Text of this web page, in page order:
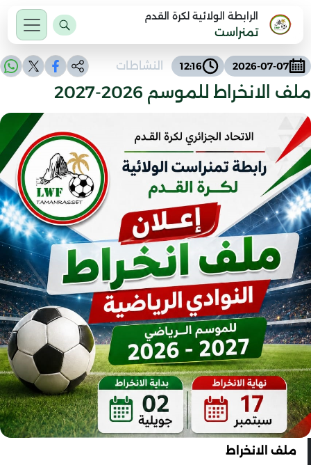
الرابطة الولائية لكرة القدم
تمنراست
2026-07-07
12:16 النشاطات
ملف الانخراط للموسم 2026-2027
ملف الانخراط